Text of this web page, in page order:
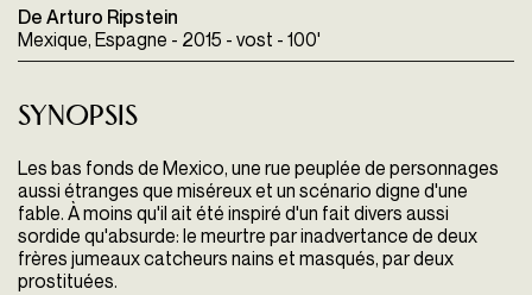
De Arturo Ripstein
Mexique, Espagne - 2015 - vost - 100'
Synopsis
Les bas fonds de Mexico, une rue peuplée de personnages
aussi étranges que miséreux et un scénario digne d'une
fable. À moins qu'il ait été inspiré d'un fait divers aussi
sordide qu'absurde: le meurtre par inadvertance de deux
frères jumeaux catcheurs nains et masqués, par deux
prostituées.